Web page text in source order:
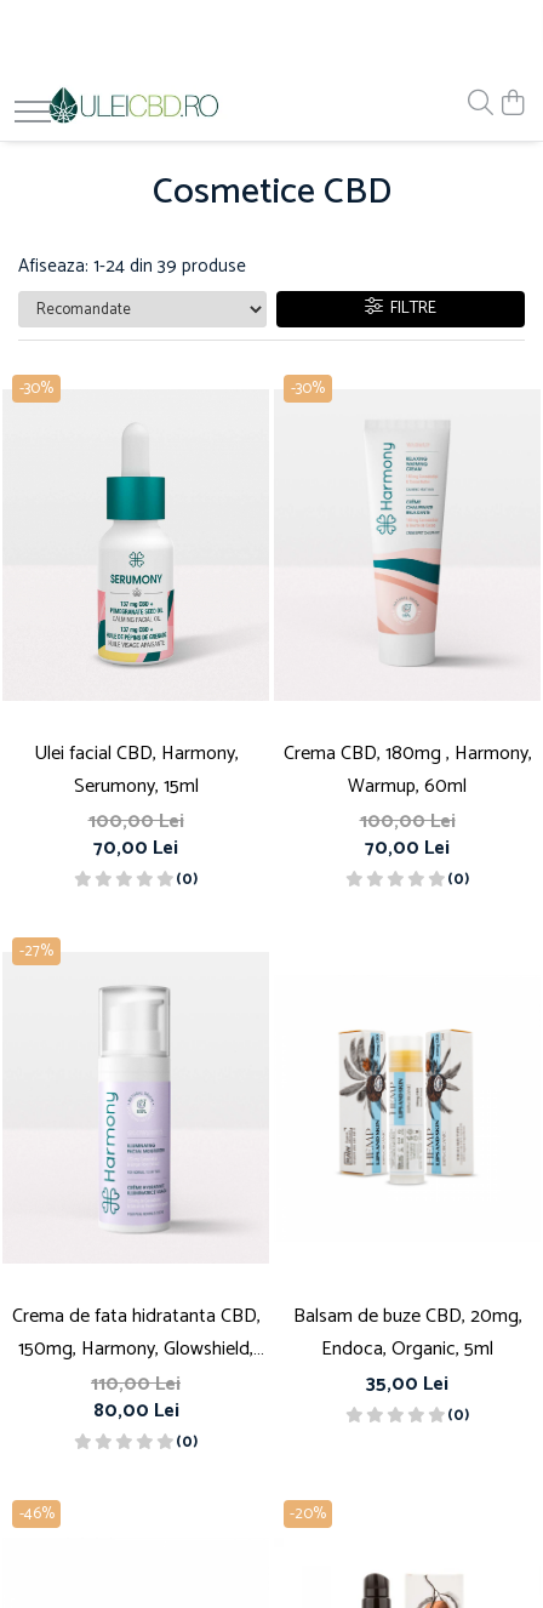
Cosmetice CBD
Afiseaza: 1-24din 39 produse
FILTRE
-30%
Ulei facial CBD, Harmony,
Serumony, 15ml
100,00 Lei
70,00 Lei
(0)
-30%
Crema CBD, 180mg , Harmony,
Warmup, 60ml
100,00 Lei
70,00 Lei
(0)
-27%
Crema de fata hidratanta CBD,
150mg, Harmony, Glowshield,
50ml
110,00 Lei
80,00 Lei
(0)
Balsam de buze CBD, 20mg,
Endoca, Organic, 5ml
35,00 Lei
(0)
-46% -20%